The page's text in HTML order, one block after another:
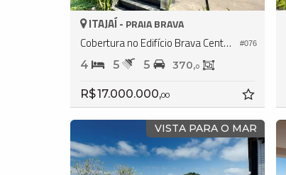
#076
ITAJAÍ - PRAIA BRAVA
Cobertura no Edifício Brava Center Residence
4 5 5 370,0
R$ 17.000.000,00
VISTA PARA O MAR